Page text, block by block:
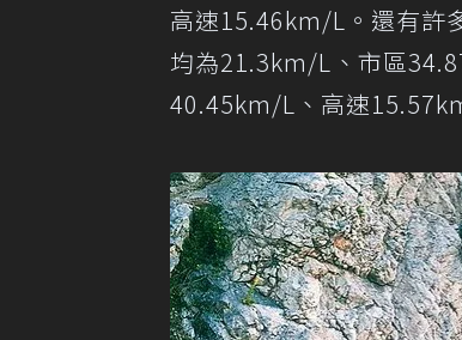
高速15.46km/L。還有許
均為21.3km/L、市區
40.45km/L、高速